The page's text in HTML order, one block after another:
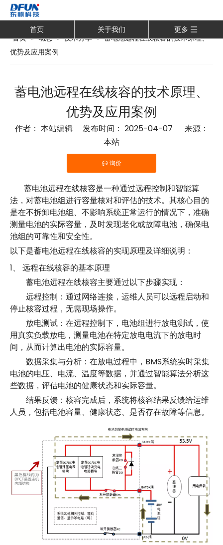
首页 关于我们
更多
首页 » 动态 » 技术分享 » 蓄电池远程在线核容的技术原理、
优势及应用案例
蓄电池远程在线核容的技术原理、
优势及应用案例
作者： 本站编辑 发布时间： 2025-04-07 来源：
本站
询价
["wechat"]
蓄电池远程在线核容是一种通过远程控制和智能算
法，对蓄电池组进行容量核对和评估的技术。其核心目的
是在不拆卸电池组、不影响系统正常运行的情况下，准确
测量电池的实际容量，及时发现老化或故障电池，确保电
池组的可靠性和安全性。
以下是蓄电池远程在线核容的实现原理及详细说明：
1、 远程在线核容的基本原理
蓄电池远程在线核容主要通过以下步骤实现：
远程控制：通过网络连接，运维人员可以远程启动和
停止核容过程，无需现场操作。
放电测试：在远程控制下，电池组进行放电测试，使
用真实负载放电，测量电池在特定放电电流下的放电时
间，从而计算出电池的实际容量。
数据采集与分析：在放电过程中，BMS系统实时采集
电池的电压、电流、温度等数据，并通过智能算法分析这
些数据，评估电池的健康状态和实际容量。
结果反馈：核容完成后，系统将核容结果反馈给运维
人员，包括电池容量、健康状态、是否存在故障等信息。